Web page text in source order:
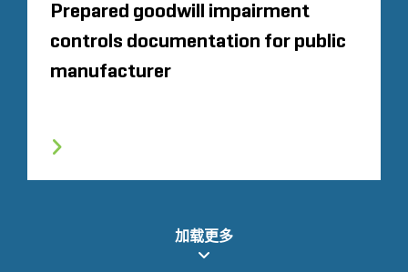
Prepared goodwill impairment
controls documentation for public
manufacturer
加载更多